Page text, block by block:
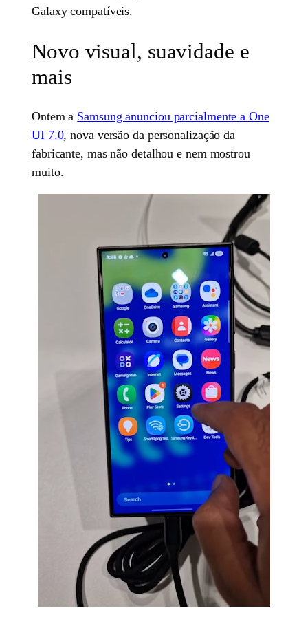
Galaxy compatíveis.
Novo visual, suavidade e
mais
Ontem a Samsung anunciou parcialmente a One
UI 7.0, nova versão da personalização da
fabricante, mas não detalhou e nem mostrou
muito.